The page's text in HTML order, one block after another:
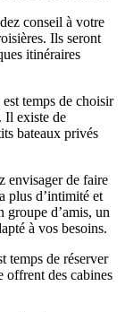
conseil à votre
Ils seront
itinéraires
temps de choisir
Il existe de
bateaux privés
envisager de faire
plus d’intimité et
d’amis, un
à vos besoins.
temps de réserver
offrent des cabines